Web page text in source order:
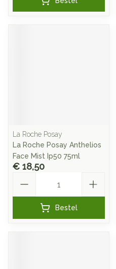
La Roche Posay
La Roche Posay Anthelios
Face Mist Ip50 75ml
€ 18,50
Bestel